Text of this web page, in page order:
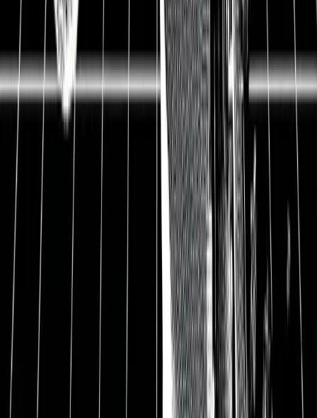
Menschen ihr Selbstwertgefühl wiedergibt. Mit
innovativen Radiofrequenzen wird die Haut wieder
gestrafft und Fett reduziert. Das Unternehmen konnte
mit seinen Produkten in den letzten Jahren um 50 %
pro Jahr wachsen. Besonders beeindruckend ist, dass
die Produkte hochprofitabel und besser als klassische
Behandlungsmethoden sind. InMode ist deshalb ein
spannendes Investment in einen Markt, der ein
gewaltiges Zukunftspotential in den kommenden
Jahren hat. In dieser Aktienanalyse erfährst du, wie
InMode mit seinen Produkten das Lebensgefühl vieler
Menschen verbessert und wo die Risiken einer
Investition liegen.